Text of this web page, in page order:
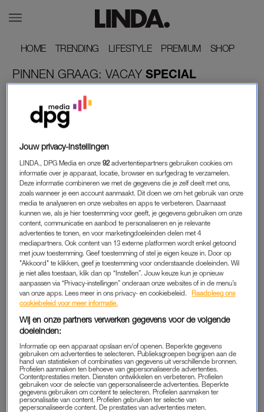
HOME
HOME TRENDING
TRENDING LIFESTYLE
LIFESTYLE PREMIUM
PREMIUM SHOP
SHOP
PINNEN GRAAG: VACAY SPECIAL
PINNEN GRAAG: VACAY SPECIAL
EEN MAAND MET DE CAMPER DOOR SPANJE?
DIT GAF MELISSA UIT: 'IK BEN ERG
VOORZICHTIG MET GELD'
PINNEN GRAAG: VACAY SPECIAL
Iris’ vriendinnenvacay naar
Griekenland was haar duurste
ooit: ‘Aan cocktails gaf ik al
110 euro uit’
PINNEN GRAAG: VACAY SPECIAL
Bali bags en luxe uit eten: zó
veel kostte Noëls reis naar
PINNEN GRAAG: VACAY SPECIAL
Dít gaf Fabiënne uit aan
groepsreis Indonesië: 'Eerste
keer dat ik geldstress ervaarde'
Elise (25) gaf ruim 4k uit aan
elf dagen Curaçao: 'Let tijdens
vakantie niet op geld'
Jouw privacy-instellingen
LINDA., DPG Media en onze92 advertentiepartners gebruiken cookies om
informatie over je apparaat, locatie, browser en surfgedrag te verzamelen.
Deze informatie combineren we met de gegevens die je zelf deelt met ons,
zoals wanneer je een account aanmaakt. Dit doen we om het gebruik van onze
media te analyseren en onze websites en apps te verbeteren. Daarnaast
kunnen we, als je hier toestemming voor geeft, je gegevens gebruiken om onze
content, communicatie en aanbod te personaliseren en je relevante
advertenties te tonen, en voor marketingdoeleinden delen met 4
mediapartners. Ook content van 13 externe platformen wordt enkel getoond
met jouw toestemming. Geef toestemming of stel je eigen keuze in. Door op
"Akkoord" te klikken, geef je toestemming voor onderstaande doeleinden. Wil
je niet alles toestaan, klik dan op “Instellen”. Jouw keuze kun je opnieuw
aanpassen via “Privacy-instellingen” onderaan onze websites of in de menu’s
van onze apps. Lees meer in ons privacy- en cookiebeleid.
Raadpleeg ons
cookiebeleid voor meer informatie.
Wij en onze partners verwerken gegevens voor de volgende
doeleinden:
Informatie op een apparaat opslaan en/of openen. Beperkte gegevens
gebruiken om advertenties te selecteren. Publieksgroepen begrijpen aan de
hand van statistieken of combinaties van gegevens uit verschillende bronnen.
Profielen aanmaken ten behoeve van gepersonaliseerde advertenties.
Contentprestaties meten. Diensten ontwikkelen en verbeteren. Profielen
gebruiken voor de selectie van gepersonaliseerde advertenties. Beperkte
gegevens gebruiken om content te selecteren. Profielen aanmaken ter
personalisatie van content. Profielen gebruiken ter selectie van
gepersonaliseerde content. De prestaties van advertenties meten.